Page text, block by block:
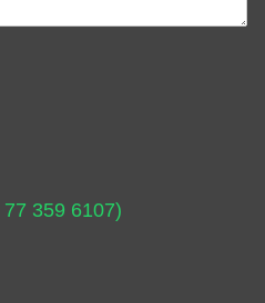
359 6107)